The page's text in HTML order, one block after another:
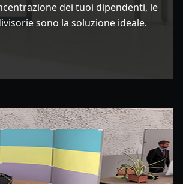
dei tuoi dipendenti, le
sono la soluzione ideale.